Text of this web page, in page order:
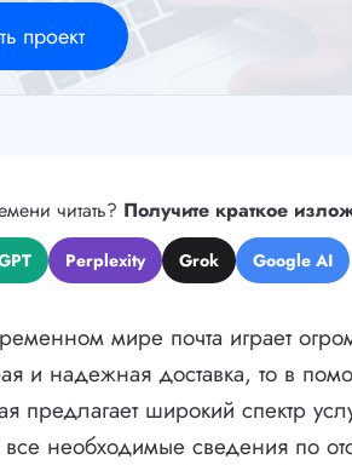
проект
читать? Получите краткое
Perplexity Grok Google AI
мире почта играет
и надежная доставка, то в
предлагает широкий спектр
все необходимые сведения по